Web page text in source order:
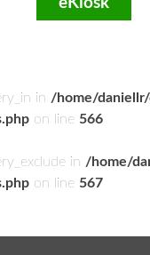
eKiosk
in /home/
on line 566
in /home/
on line 567